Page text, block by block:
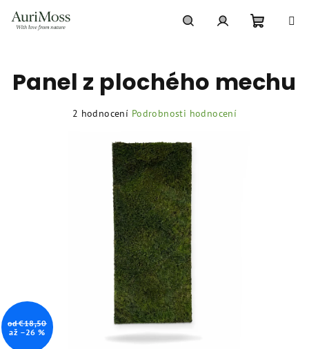
košík
Panel z plochého mechu
Průměrné
produktu
hvězdiček.
2 hodnocení Podrobnosti hodnocení
od €18,50
až –26 %